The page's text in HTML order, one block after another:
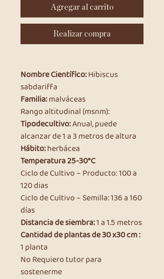
Agregar al carrito
Realizar compra
Nombre Científico:Hibiscus
sabdariffa
Familia:malváceas
Rango altitudinal (msnm):
Tipodecultivo:Anual, puede
alcanzar de 1 a 3 metros de altura
Hábito:herbácea
Temperatura 25-30°C
Ciclo de Cultivo – Producto: 100 a
120 dias
Ciclo de Cultivo – Semilla: 136 a 160
días
Distancia de siembra:1 a 1.5 metros
Cantidad de plantas de 30 x30 cm :
1 planta
No Requiero tutor para
sostenerme